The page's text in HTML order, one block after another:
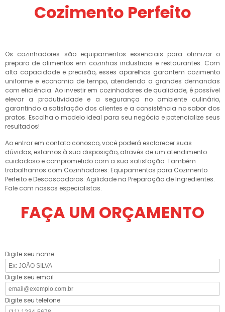
Cozimento Perfeito
Os cozinhadores são equipamentos essenciais para otimizar o
preparo de alimentos em cozinhas industriais e restaurantes. Com
alta capacidade e precisão, esses aparelhos garantem cozimento
uniforme e economia de tempo, atendendo a grandes demandas
com eficiência. Ao investir em cozinhadores de qualidade, é possível
elevar a produtividade e a segurança no ambiente culinário,
garantindo a satisfação dos clientes e a consistência no sabor dos
pratos. Escolha o modelo ideal para seu negócio e potencialize seus
resultados!
Ao entrar em contato conosco, você poderá esclarecer suas
dúvidas, estamos à sua disposição, através de um atendimento
cuidadoso e comprometido com a sua satisfação. Também
trabalhamos com Cozinhadores: Equipamentos para Cozimento
Perfeito e Descascadoras: Agilidade na Preparação de Ingredientes.
Fale com nossos especialistas.
FAÇA UM ORÇAMENTO
Digite seu nome
Digite seu email
Digite seu telefone